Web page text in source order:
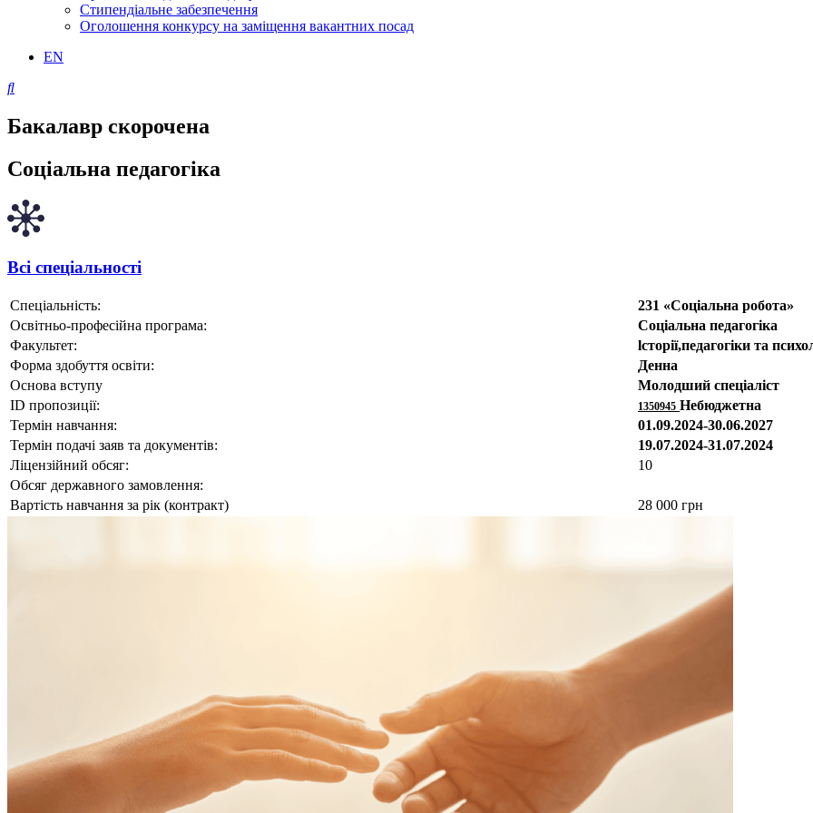
Стипендіальне забезпечення
Оголошення конкурсу на заміщення вакантних посад
EN
Бакалавр скорочена
Соціальна педагогіка
Всі спеціальності
Спеціальність:
231 «Соціальна робота»
Освітньо-професійна програма:
Соціальна педагогіка
Факультет:
lсторії,педагогіки та
Форма здобуття освіти:
Денна
Основа вступу
Молодший спеціаліст
ID пропозиції:
1350945 Небюджетна
Термін навчання:
01.09.2024-30.06.2027
Термін подачі заяв та документів:
19.07.2024-31.07.2024
Ліцензійний обсяг:
10
Обсяг державного замовлення:
Вартість навчання за рік (контракт)
28 000 грн